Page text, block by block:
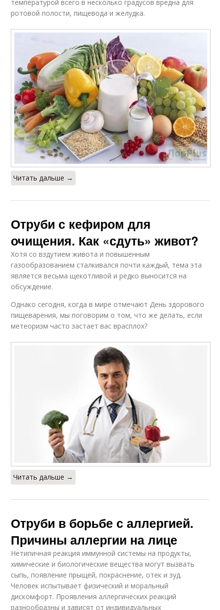
температурой всего в несколько градусов вредна для
ротовой полости, пищевода и желудка.
Читать дальше →
Отруби с кефиром для
очищения. Как «сдуть» живот?
Хотя со вздутием живота и повышенным
газообразованием сталкивался почти каждый, тема эта
является весьма щекотливой и редко выносится на
обсуждение.
Однако сегодня, когда в мире отмечают День здорового
пищеварения, мы поговорим о том, что же делать, если
метеоризм часто застает вас врасплох?
Читать дальше →
Отруби в борьбе с аллергией.
Причины аллергии на лице
Нетипичная реакция иммунной системы на продукты,
химические и биологические вещества могут вызвать
сыпь, появление прыщей, покраснение, отек и зуд.
Человек испытывает физический и моральный
дискомфорт. Проявления аллергических реакций
разнообразны и зависят от индивидуальных